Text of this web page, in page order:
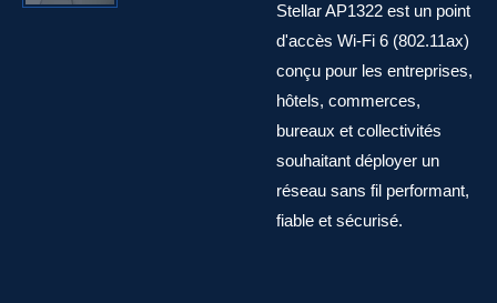
Stellar AP1322 est un point
d'accès Wi-Fi 6 (802.11ax)
conçu pour les entreprises,
hôtels, commerces,
bureaux et collectivités
souhaitant déployer un
réseau sans fil performant,
fiable et sécurisé.